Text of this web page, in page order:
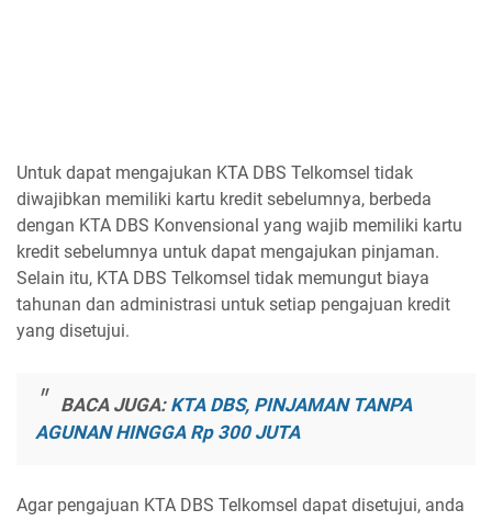
Untuk dapat mengajukan KTA DBS Telkomsel tidak
diwajibkan memiliki kartu kredit sebelumnya, berbeda
dengan KTA DBS Konvensional yang wajib memiliki kartu
kredit sebelumnya untuk dapat mengajukan pinjaman.
Selain itu, KTA DBS Telkomsel tidak memungut biaya
tahunan dan administrasi untuk setiap pengajuan kredit
yang disetujui.
BACA JUGA: KTA DBS, PINJAMAN TANPA
AGUNAN HINGGA Rp 300 JUTA
Agar pengajuan KTA DBS Telkomsel dapat disetujui, anda